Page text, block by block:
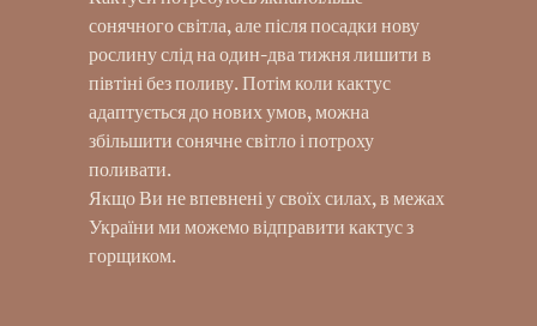
сонячного світла, але після посадки нову
рослину слід на один-два тижня лишити в
півтіні без поливу. Потім коли кактус
адаптується до нових умов, можна
збільшити сонячне світло і потроху
поливати.
Якщо Ви не впевнені у своїх силах, в межах
України ми можемо відправити кактус з
горщиком.